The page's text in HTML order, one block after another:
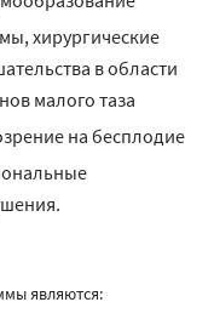
хирургические
в области
малого таза
на бесплодие
являются: